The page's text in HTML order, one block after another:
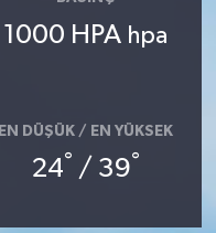
1000 HPA hpa
EN DÜŞÜK / EN YÜKSEK
24° / 39°